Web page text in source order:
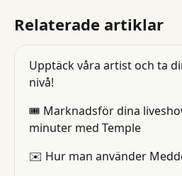
Relaterade artiklar
Upptäck våra artist och ta
nivå!
🎟 Marknadsför dina
minuter med Temple
✉️ Hur man använder